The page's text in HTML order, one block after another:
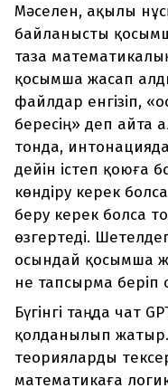
Мәселен, ақылы
байланысты
таза
қосымша жасап
файлдар енгізіп,
бересің» деп айта
тонда,
дейін істеп қоюға
көндіру керек
беру керек болса
өзгертеді.
осындай қосымша
не тапсырма беріп
Бүгінгі таңда чат
қолданылып
теорияларды
математикаға